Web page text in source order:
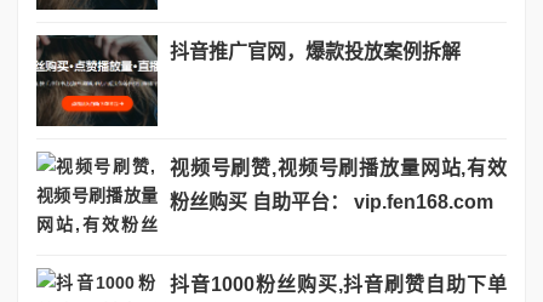
抖音推广官网，爆款投放案例拆解
视频号刷赞,视频号刷播放量网站,有效
粉丝购买 自助平台： vip.fen168.com
抖音1000粉丝购买,抖音刷赞自助下单